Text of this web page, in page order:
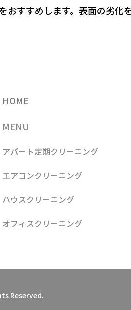
すすめします。表面の劣化
HOME
MENU
アパート定期クリーニング
エアコンクリーニング
ハウスクリーニング
オフィスクリーニング
Reserved.